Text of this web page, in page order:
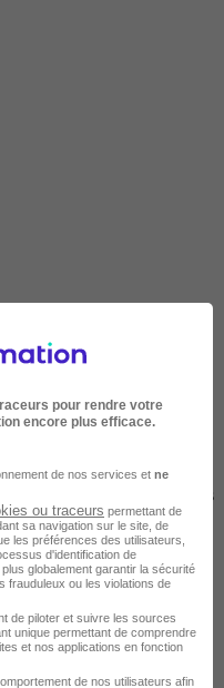
2 jours à 2 semaines
pour rendre votre
encore plus efficace.
de nos services et ne
ou traceurs permettant de
sa navigation sur le site, de
les préférences des utilisateurs,
d'identification de
globalement garantir la sécurité
frauduleux ou les violations de
de piloter et suivre les sources
unique permettant de comprendre
et nos applications en fonction
de nos utilisateurs afin